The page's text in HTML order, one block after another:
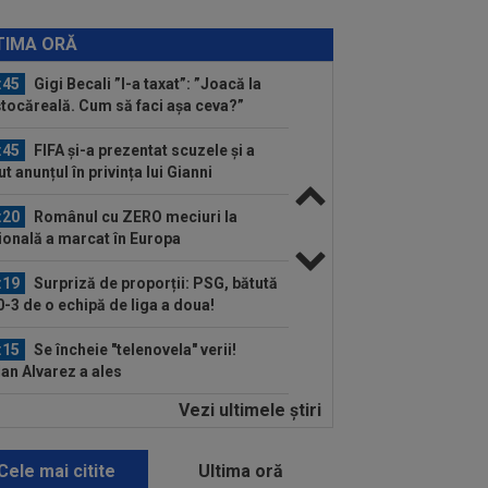
ORĂ
4-6, 4-6. Înfrângere în turul 2 pentru
Gigi Becali ”l-a taxat”: ”Joacă la
Cum să faci așa ceva?”
FIFA și-a prezentat scuzele și a
anunțul în privința lui Gianni
Românul cu ZERO meciuri la
a marcat în Europa
Surpriză de proporții: PSG, bătută
3 de o echipă de liga a doua!
Se încheie "telenovela" verii!
Alvarez a ales
Ioan Andone s-a
Denis Drăguș, tras pe "linie
Vezi ultimele ştiri
mai citite Ultima oră